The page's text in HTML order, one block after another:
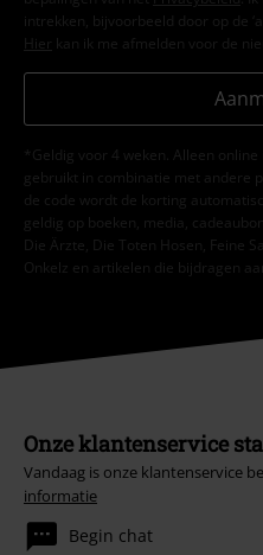
intrekken, bijvoorbeeld door op de
Hier kan ik me afmelden voor de
*Geldig voor 4 weken. Alleen
gebruikt in combinatie met andere
de code wordt de korting
geldig op boeken, media,
Die Ärzte, Die Toten Hosen, Feine
Onkelz en artikelen die bijdragen
Onze klantenservice
Vandaag is onze klantenservice
informatie
Begin chat